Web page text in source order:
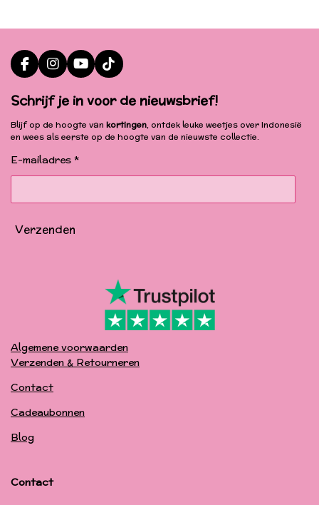
F
a
c
e
b
o
k
I
n
s
t
a
g
a
Y
o
u
T
u
b
T
i
k
T
o
k
Schrijf je in voor de nieuwsbrief!
Blijf op de hoogte van kortingen, ontdek leuke weetjes over Indonesië
en wees als eerste op de hoogte van de nieuwste collectie.
E-mailadres *
Verzenden
Algemene voorwaarden
Verzenden & Retourneren
Contact
Cadeaubonnen
Blog
Contact